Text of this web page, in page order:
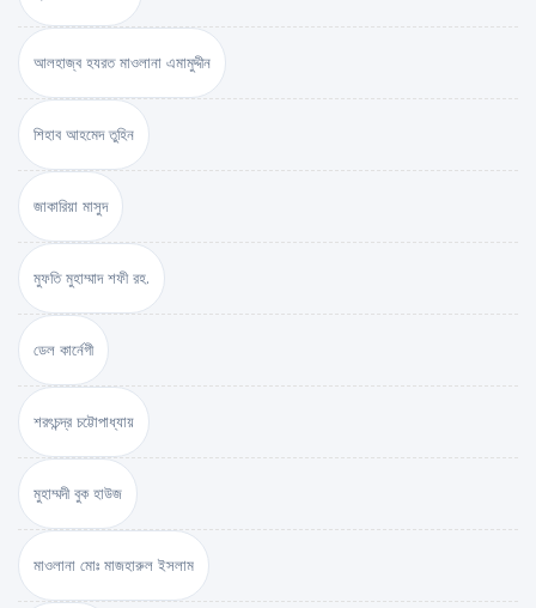
আলহাজ্ব হযরত মাওলানা এমামুদ্দীন
শিহাব আহমেদ তুহিন
জাকারিয়া মাসুদ
মুফতি মুহাম্মাদ শফী রহ.
ডেল কার্নেগী
শরৎচন্দ্র চট্টোপাধ্যায়
মুহাম্মদী বুক হাউজ
মাওলানা মোঃ মাজহারুল ইসলাম